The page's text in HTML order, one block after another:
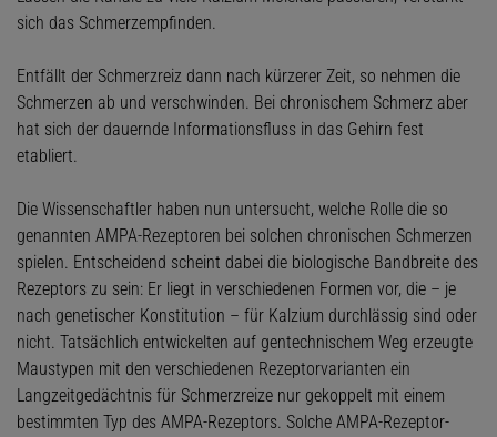
sich das Schmerzempfinden.
Entfällt der Schmerzreiz dann nach kürzerer Zeit, so nehmen die
Schmerzen ab und verschwinden. Bei chronischem Schmerz aber
hat sich der dauernde Informationsfluss in das Gehirn fest
etabliert.
Die Wissenschaftler haben nun untersucht, welche Rolle die so
genannten AMPA-Rezeptoren bei solchen chronischen Schmerzen
spielen. Entscheidend scheint dabei die biologische Bandbreite des
Rezeptors zu sein: Er liegt in verschiedenen Formen vor, die – je
nach genetischer Konstitution – für Kalzium durchlässig sind oder
nicht. Tatsächlich entwickelten auf gentechnischem Weg erzeugte
Maustypen mit den verschiedenen Rezeptorvarianten ein
Langzeitgedächtnis für Schmerzreize nur gekoppelt mit einem
bestimmten Typ des AMPA-Rezeptors. Solche AMPA-Rezeptor-